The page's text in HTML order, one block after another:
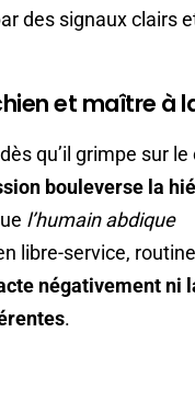
des signaux clairs
et maître à
qu’il grimpe sur le
bouleverse la
l’humain abdique
libre-service,
négativement ni
.